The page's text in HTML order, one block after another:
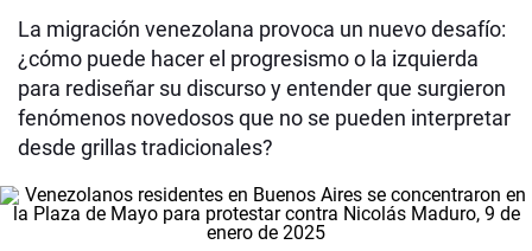
La migración venezolana provoca un nuevo desafío:
¿cómo puede hacer el progresismo o la izquierda
para rediseñar su discurso y entender que surgieron
fenómenos novedosos que no se pueden interpretar
desde grillas tradicionales?